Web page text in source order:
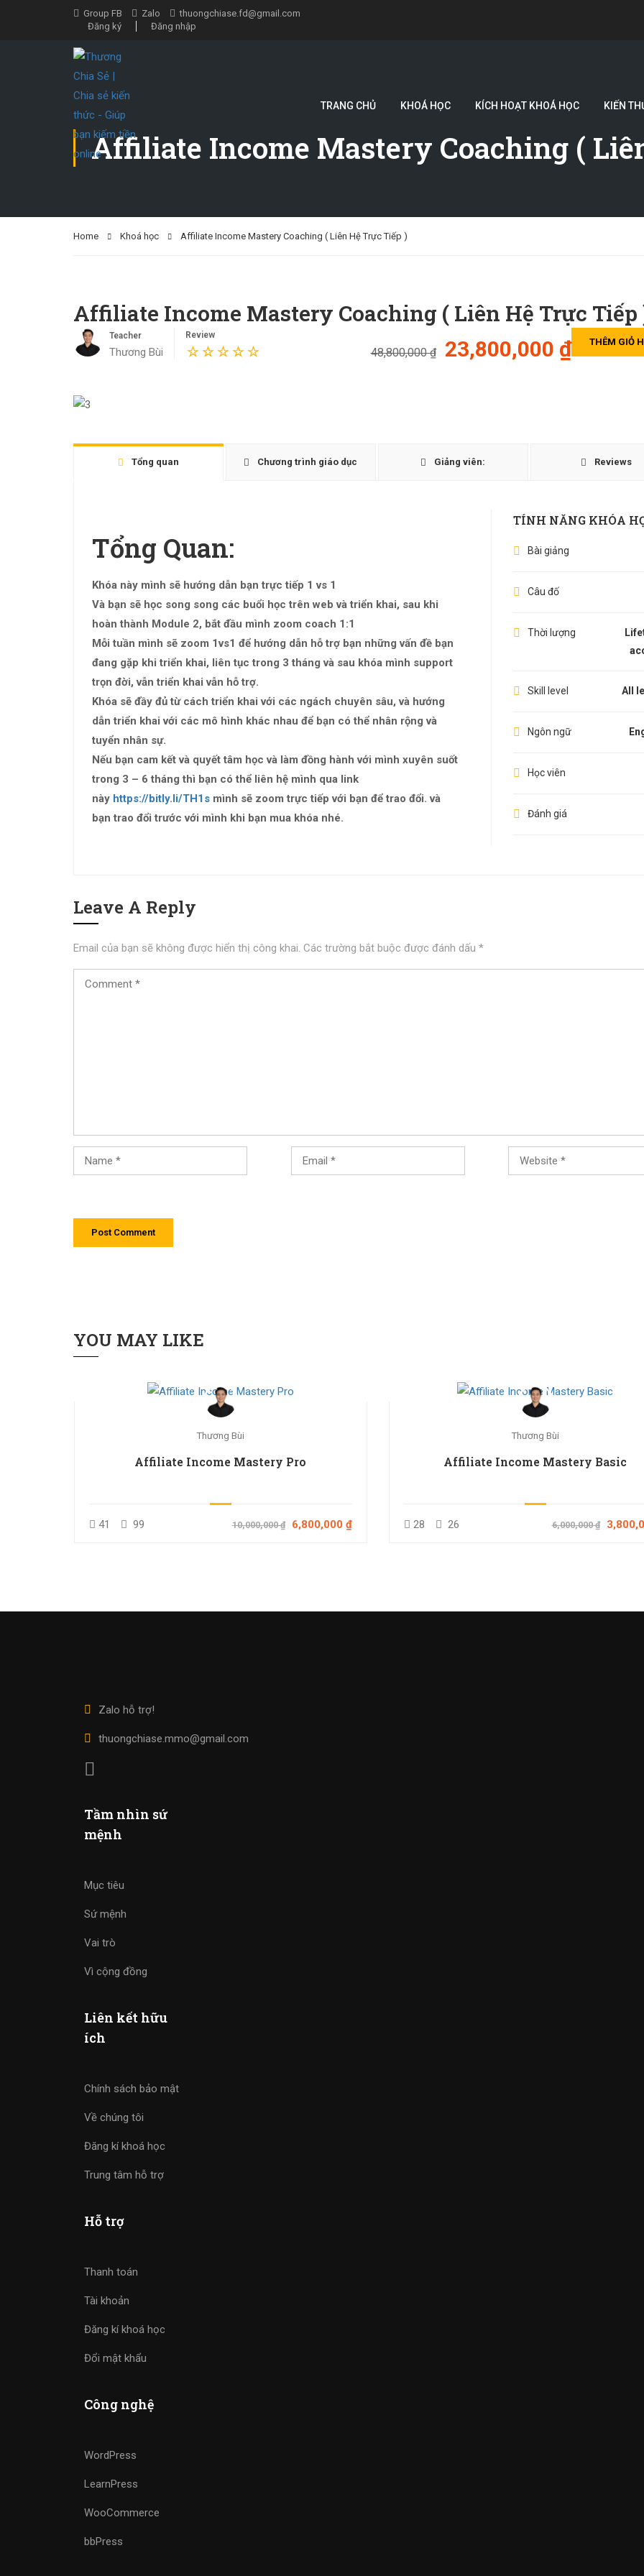
Group FB Zalo
thuongchiase.fd@gmail.com
Đăng ký
Đăng nhập
TRANG CHỦ KHOÁ HỌC KÍCH HOẠT KHOÁ HỌC KIẾN
Affiliate Income Mastery Coaching (
Home Khoá học Affiliate Income Mastery Coaching ( Liên Hệ Trực Tiếp )
Affiliate Income Mastery Coaching ( Liên Hệ Trực Tiếp
Teacher
Thương Bùi
Review
48,800,000 ₫ 23,800,000 ₫ THÊM GIỎ
Tổng quan Chương trình giáo dục Giảng viên: Reviews
Tổng Quan:
Khóa này mình sẽ hướng dẫn bạn trực tiếp 1 vs 1
Và bạn sẽ học song song các buổi học trên web và triển khai, sau khi
hoàn thành Module 2, bắt đầu mình zoom coach 1:1
Mỗi tuần mình sẽ zoom 1vs1 để hướng dẫn hỗ trợ bạn những vấn đề bạn
đang gặp khi triển khai, liên tục trong 3 tháng và sau khóa mình support
trọn đời, vẫn triển khai vẫn hỗ trợ.
Khóa sẽ đầy đủ từ cách triển khai với các ngách chuyên sâu, và hướng
dẫn triển khai với các mô hình khác nhau để bạn có thể nhân rộng và
tuyển nhân sự.
Nếu bạn cam kết và quyết tâm học và làm đồng hành với mình xuyên suốt
trong 3 – 6 tháng thì bạn có thể liên hệ mình qua link
này https://bitly.li/TH1s mình sẽ zoom trực tiếp với bạn để trao đổi. và
bạn trao đổi trước với mình khi bạn mua khóa nhé.
TÍNH NĂNG KHÓA
Bài giảng
Câu đố
Thời lượng
Skill level All
Ngôn ngữ
Học viên
Đánh giá
Leave A Reply
Email của bạn sẽ không được hiển thị công khai. Các trường bắt buộc được đánh dấu *
YOU MAY LIKE
Thương Bùi
Affiliate Income Mastery Pro
41 99 10,000,000 ₫ 6,800,000 ₫
Thương Bùi
Affiliate Income Mastery Basic
28 26 6,000,000 ₫
Zalo hỗ trợ!
thuongchiase.mmo@gmail.com
Tầm nhìn sứ
mệnh
Mục tiêu
Sứ mệnh
Vai trò
Vì cộng đồng
Liên kết hữu
ích
Chính sách bảo mật
Về chúng tôi
Đăng kí khoá học
Trung tâm hỗ trợ
Hỗ trợ
Thanh toán
Tài khoản
Đăng kí khoá học
Đổi mật khẩu
Công nghệ
WordPress
LearnPress
WooCommerce
bbPress